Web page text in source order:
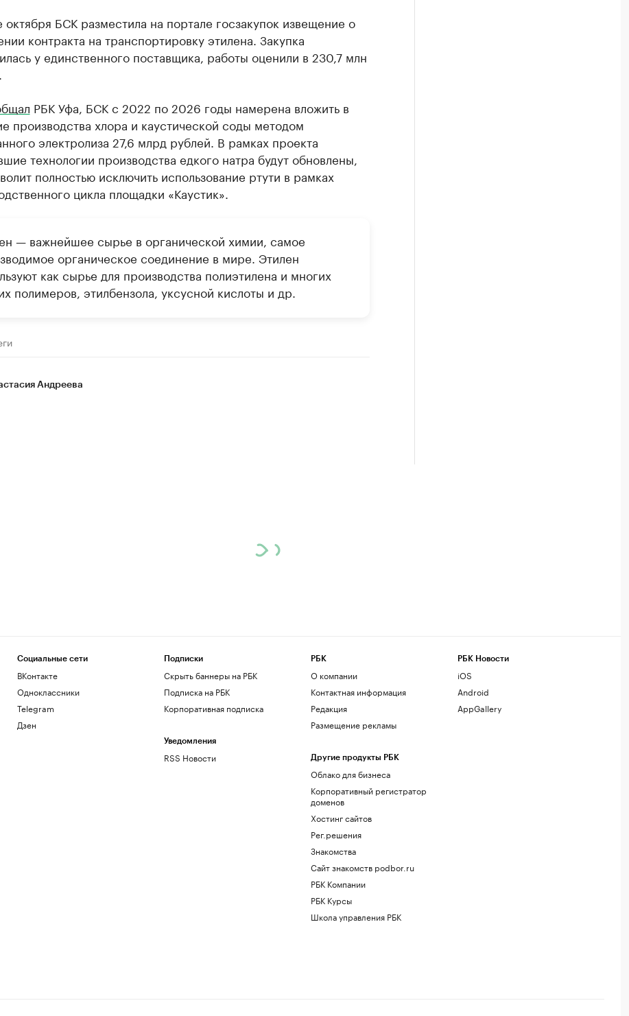
октября БСК разместила на портале госзакупок извещение о
контракта на транспортировку этилена. Закупка
у единственного поставщика, работы оценили в 230,7 млн
РБК Уфа, БСК с 2022 по 2026 годы намерена вложить в
производства хлора и каустической соды методом
электролиза 27,6 млрд рублей. В рамках проекта
технологии производства едкого натра будут обновлены,
полностью исключить использование ртути в рамках
цикла площадки «Каустик».
— важнейшее сырье в органической химии, самое
органическое соединение в мире. Этилен
как сырье для производства полиэтилена и многих
полимеров, этилбензола, уксусной кислоты и др.
Андреева
Социальные сети
ВКонтакте
Одноклассники
Telegram
Дзен
Подписки
Скрыть баннеры на РБК
Подписка на РБК
Корпоративная подписка
Уведомления
RSS Новости
РБК
О компании
Контактная информация
Редакция
Размещение рекламы
Другие продукты РБК
Облако для бизнеса
Корпоративный регистратор
доменов
Хостинг сайтов
Рег.решения
Знакомства
Сайт знакомств podbor.ru
РБК Компании
РБК Курсы
Школа управления РБК
РБК Новости
iOS
Android
AppGallery